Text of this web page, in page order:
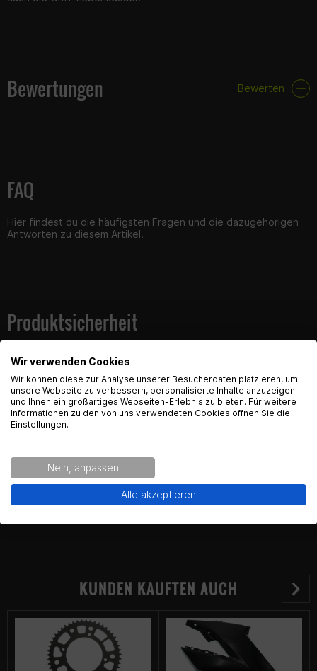
Bewertungen Bewerten
FAQ
Hier findest du die häufigsten Fragen und die dazugehörigen
Antworten zu diesem Artikel.
Produktsicherheit
Kontaktinformationen des Herstellers:
Passion Parts
Gewerbestr. 14
KUNDEN KAUFTEN AUCH
English Language recognized
Hey! Our Shop recognized that you are from USA.
Would you like to see the english Version of Radical
No thanks.
Wir verwenden Cookies
Wir können diese zur Analyse unserer Besucherdaten platzieren, um
unsere Webseite zu verbessern, personalisierte Inhalte anzuzeigen
und Ihnen ein großartiges Webseiten-Erlebnis zu bieten. Für weitere
Informationen zu den von uns verwendeten Cookies öffnen Sie die
Einstellungen.
Nein, anpassen
Alle akzeptieren